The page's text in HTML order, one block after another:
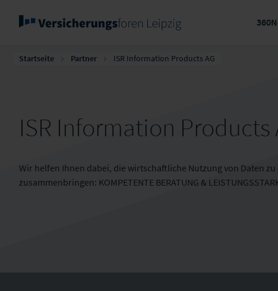
Startseite Partner ISR Infor­mation Products AG
ISR Infor­mation Products
Wir helfen Ihnen dabei, die wirtschaftliche Nutzung von Daten
zusammenbringen: KOMPETENTE BERATUNG &